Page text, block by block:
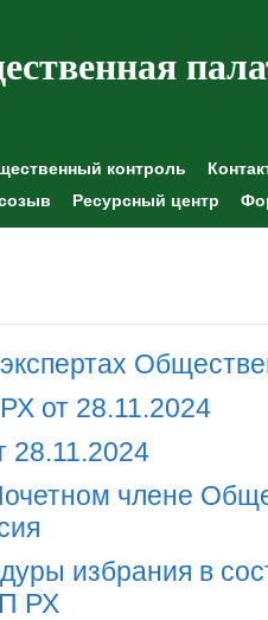
контроль
Ресурсный центр
от 28.11.2024
28.11.2024
члене
избрания в
РХ